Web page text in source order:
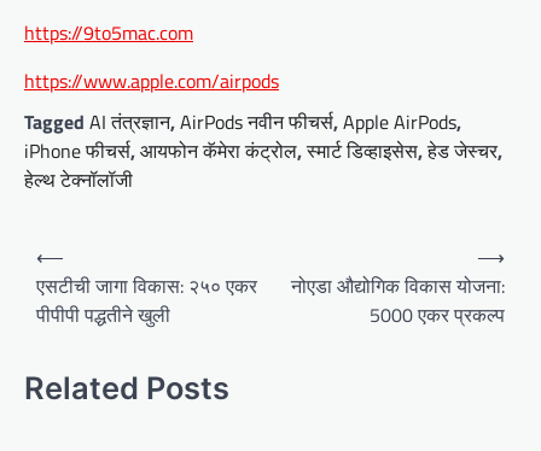
https://9to5mac.com
https://www.apple.com/airpods
Tagged AI तंत्रज्ञान,AirPods नवीन फीचर्स,Apple AirPods,
iPhone फीचर्स,आयफोन कॅमेरा कंट्रोल,स्मार्ट डिव्हाइसेस,हेड जेस्चर,
हेल्थ टेक्नॉलॉजी
o
n
⟵
एसटीची जागा विकास: २५० एकर
पीपीपी पद्धतीने खुली
नोएडा औद्योगिक विकास योजना:
5000 एकर प्रकल्प
⟶
Related Posts